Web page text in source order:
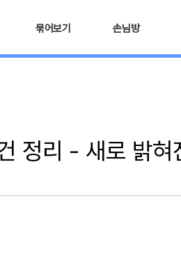
묶어보기 손님방
정리 - 새로 밝혀